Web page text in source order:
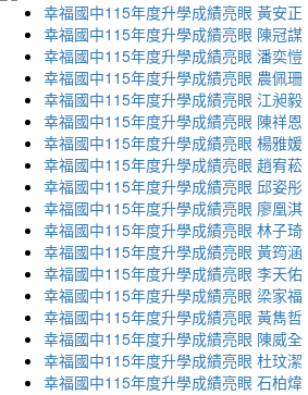
幸福國中115年度升學成績亮眼 黃安正
幸福國中115年度升學成績亮眼 陳冠
幸福國中115年度升學成績亮眼 潘奕愷
幸福國中115年度升學成績亮眼 農佩
幸福國中115年度升學成績亮眼 江昶
幸福國中115年度升學成績亮眼 陳祥
幸福國中115年度升學成績亮眼 楊雅
幸福國中115年度升學成績亮眼 趙宥
幸福國中115年度升學成績亮眼 邱姿
幸福國中115年度升學成績亮眼 廖凰
幸福國中115年度升學成績亮眼 林子
幸福國中115年度升學成績亮眼 黃筠涵
幸福國中115年度升學成績亮眼 李天
幸福國中115年度升學成績亮眼 梁家
幸福國中115年度升學成績亮眼 黃雋
幸福國中115年度升學成績亮眼 陳威
幸福國中115年度升學成績亮眼 杜玟
幸福國中115年度升學成績亮眼 石柏